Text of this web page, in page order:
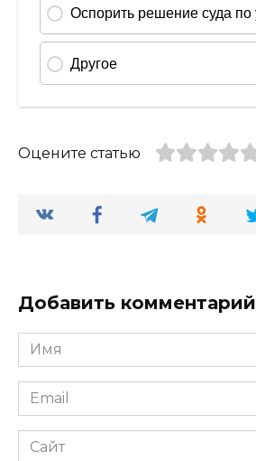
Оцените статью
Добавить комментарий
Имя
*
Email
*
Сайт